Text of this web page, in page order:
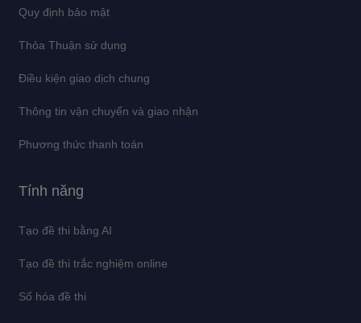
Quy định bảo mật
Thỏa Thuận sử dụng
Điều kiện giao dịch chung
Thông tin vận chuyển và giao nhận
Phương thức thanh toán
Tính năng
Tạo đề thi bằng AI
Tạo đề thi trắc nghiệm online
Số hóa đề thi